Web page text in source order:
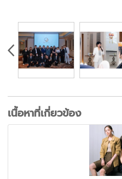
เนื้อหาที่เกี่ยวข้อง